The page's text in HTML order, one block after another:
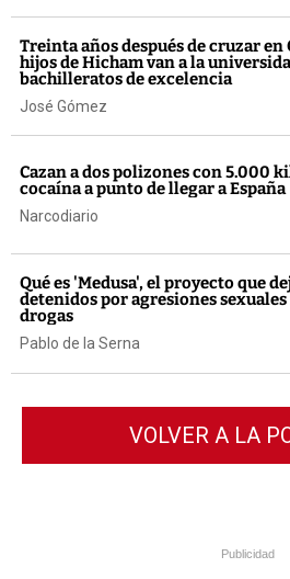
Treinta años después de cruzar en
hijos de Hicham van a la
bachilleratos de excelencia
José Gómez
Cazan a dos polizones con 5.000
cocaína a punto de llegar a España
Narcodiario
Qué es 'Medusa', el proyecto que
detenidos por agresiones
drogas
Pablo de la Serna
VOLVER A LA
Publicidad